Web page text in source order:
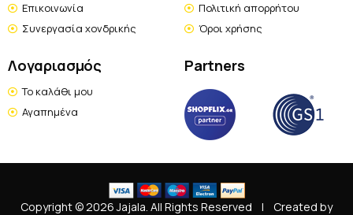
Επικοινωνία
Συνεργασία χονδρικής
Πολιτική απορρήτου
Όροι χρήσης
Λογαριασμός
Το καλάθι μου
Αγαπημένα
Partners
Copyright © 2026 Jajala. All Rights Reserved |
Created by